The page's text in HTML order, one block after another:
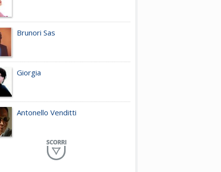
Brunori Sas
Giorgia
Antonello Venditti
Planet Funk